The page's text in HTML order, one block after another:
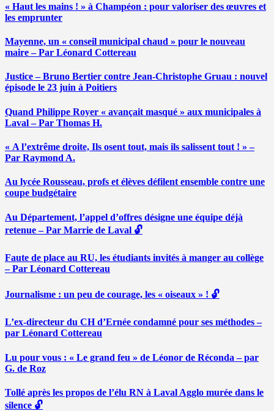
« Haut les mains ! » à Champéon : pour valoriser des œuvres et
les emprunter
Mayenne, un « conseil municipal chaud » pour le nouveau
maire – Par Léonard Cottereau
Justice – Bruno Bertier contre Jean-Christophe Gruau : nouvel
épisode le 23 juin à Poitiers
Quand Philippe Royer « avançait masqué » aux municipales à
Laval – Par Thomas H.
« A l’extrême droite, Ils osent tout, mais ils salissent tout ! » –
Par Raymond A.
Au lycée Rousseau, profs et élèves défilent ensemble contre une
coupe budgétaire
Au Département, l’appel d’offres désigne une équipe déjà
retenue – Par Marrie de Laval 🔓
Faute de place au RU, les étudiants invités à manger au collège
– Par Léonard Cottereau
Journalisme : un peu de courage, les « oiseaux » ! 🔓
L’ex-directeur du CH d’Ernée condamné pour ses méthodes –
par Léonard Cottereau
Lu pour vous : « Le grand feu » de Léonor de Réconda – par
G. de Roz
Tollé après les propos de l’élu RN à Laval Agglo murée dans le
silence 🔓